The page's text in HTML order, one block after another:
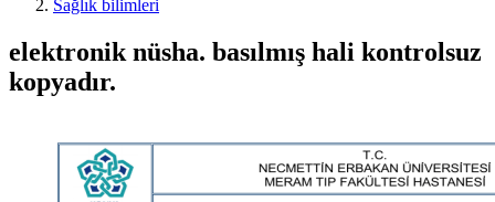
Sağlık bilimleri
elektronik nüsha. basılmış hali kontrolsuz
kopyadır.